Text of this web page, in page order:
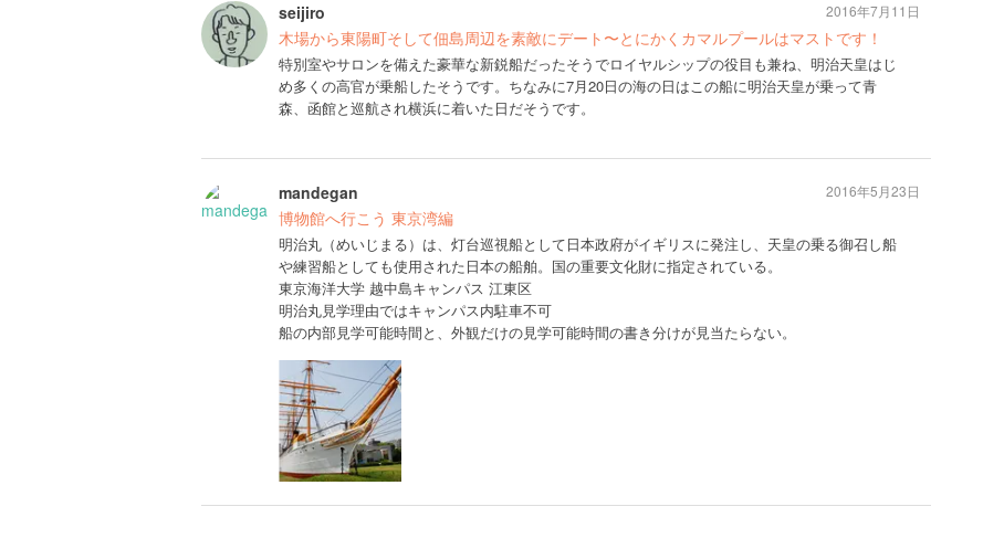
seijiro
木場から東陽町そして佃島周辺を素敵にデート〜とにかくカマルプールはマストです！
特別室やサロンを備えた豪華な新鋭船だったそうでロイヤルシップの役目も兼ね、明治天皇はじ
め多くの高官が乗船したそうです。ちなみに7月20日の海の日はこの船に明治天皇が乗って青
森、函館と巡航され横浜に着いた日だそうです。
2016年7月11日
mandegan
博物館へ行こう 東京湾編
明治丸（めいじまる）は、灯台巡視船として日本政府がイギリスに発注し、天皇の乗る御召し船
や練習船としても使用された日本の船舶。国の重要文化財に指定されている。
東京海洋大学 越中島キャンパス 江東区
明治丸見学理由ではキャンパス内駐車不可
船の内部見学可能時間と、外観だけの見学可能時間の書き分けが見当たらない。
2016年5月23日